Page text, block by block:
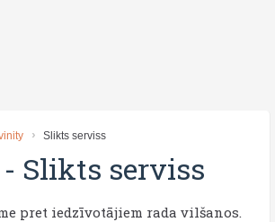
Slikts serviss
- Slikts serviss
pret iedzīvotājiem rada vilšanos.